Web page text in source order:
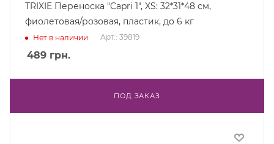
TRIXIE Переноска "Capri 1", XS: 32*31*48 см,
фиолетовая/розовая, пластик, до 6 кг
Нет в наличии Арт.: 39819
489 грн.
ПОД ЗАКАЗ